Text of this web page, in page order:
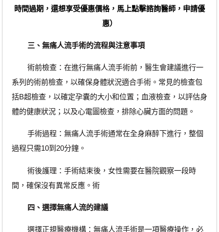
時間過期，還想享受優惠價格，馬上點擊諮詢醫師，申請優
惠）
三、無痛人流手術的流程與注意事項
術前檢查：在進行無痛人流手術前，醫生會建議進行一
系列的術前檢查，以確保身體狀況適合手術。常見的檢查包
括B超檢查，以確定孕囊的大小和位置；血液檢查，以評估身
體的健康狀況；以及心電圖檢查，排除心臟方面的問題。
手術過程：無痛人流手術通常在全身麻醉下進行，整個
過程只需10到20分鐘。
術後護理：手術結束後，女性需要在醫院觀察一段時
間，確保沒有異常反應。術
四、選擇無痛人流的建議
選擇正規醫療機構：無痛人流手術是一項醫療操作，必